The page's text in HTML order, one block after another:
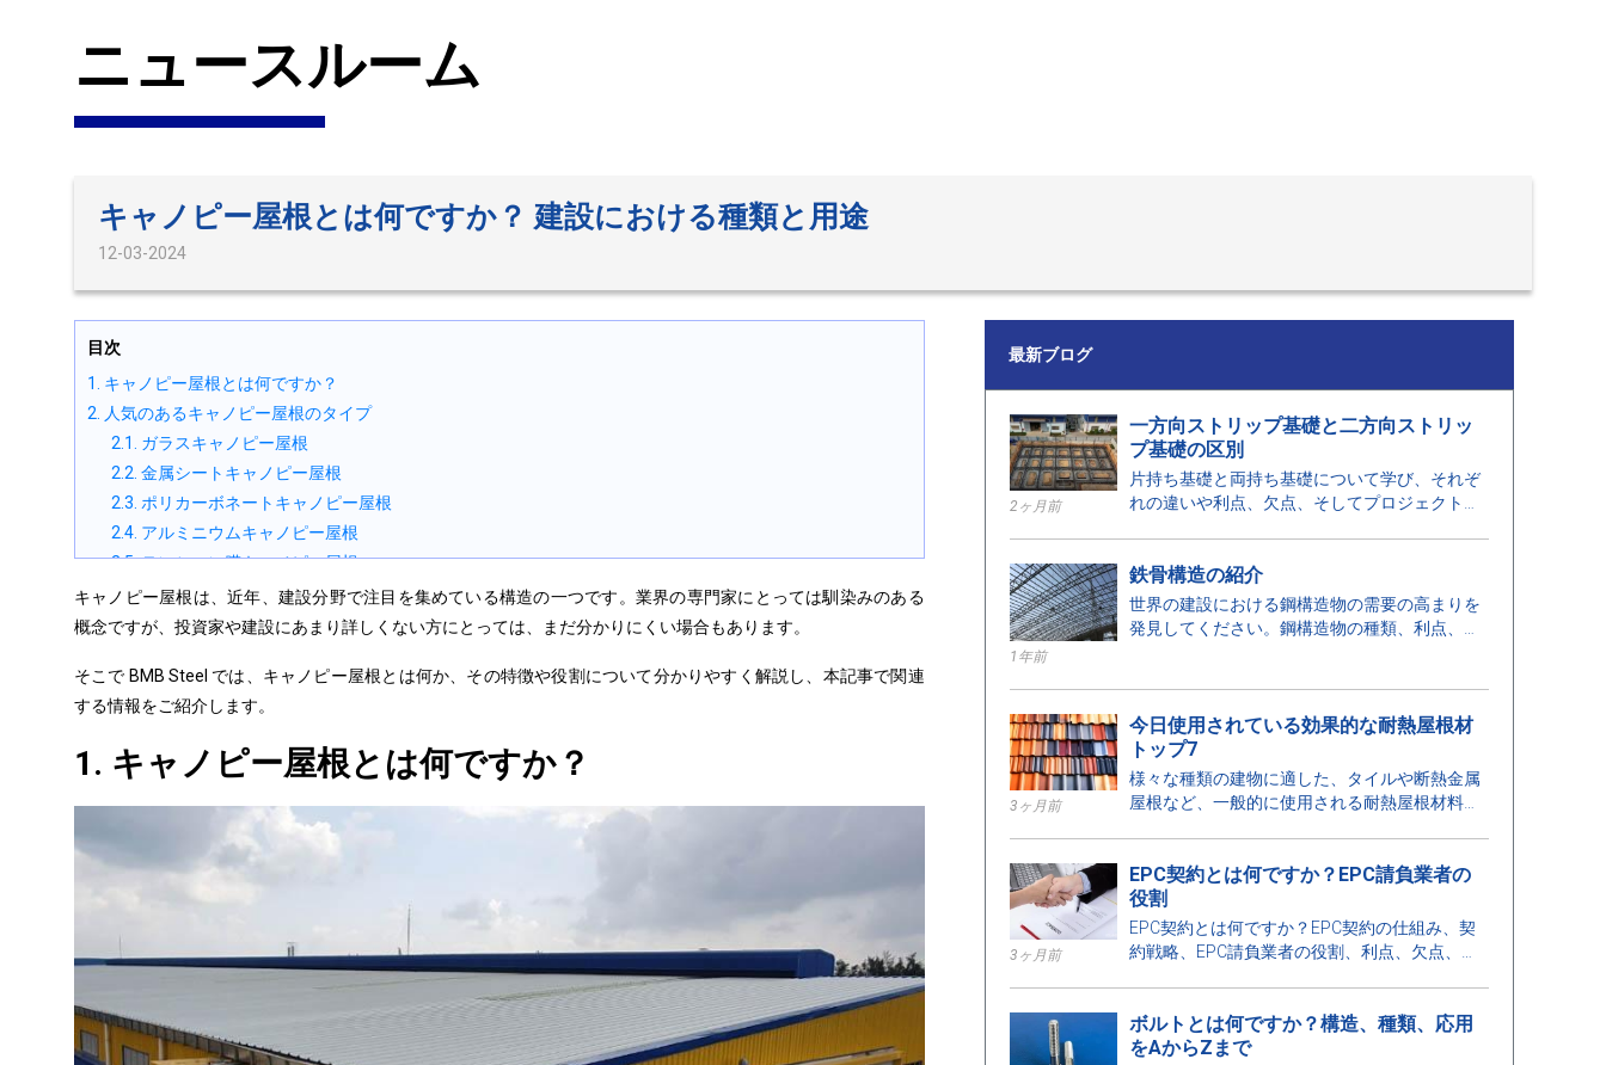
ニュースルーム
キャノピー屋根とは何ですか？ 建設における種類と用途
12-03-2024
目次
1. キャノピー屋根とは何ですか？
2. 人気のあるキャノピー屋根のタイプ
2.1. ガラスキャノピー屋根
2.2. 金属シートキャノピー屋根
2.3. ポリカーボネートキャノピー屋根
2.4. アルミニウムキャノピー屋根
2.5. テンション膜キャノピー屋根
3. キャノピー屋根の利点と欠点
3.1. キャノピー屋根の利点
4. プレエンジニアード鋼ビルにおけるキャノピー屋根の用途
5. キャノピー屋根のメンテナンス方法は？
キャノピー屋根は、近年、 建設分野で注目を集めている構造の一つです。業界の専門家にとっては馴染みのある
概念ですが、投資家や建設にあまり詳しくない方にとっては、まだ分かりにくい場合もあります。
そこで BMB Steel では、 キャノピー屋根とは何か、 その特徴や役割 について分かりやすく解説し、本記事で関連
する情報をご紹介します。
1. キャノピー屋根とは何ですか？
最新ブログ
2ヶ月前
一方向ストリップ基礎と二方向ストリッ
プ基礎の区別
片持ち基礎と両持ち基礎について学び、それぞ
れの違いや利点、欠点、そしてプロジェクトに
1年前
鉄骨構造の紹介
世界の建設における鋼構造物の需要の高まりを
発見してください。鋼構造物の種類、利点、主
3ヶ月前
今日使用されている効果的な耐熱屋根材
トップ7
様々な種類の建物に適した、タイルや断熱金属
屋根など、一般的に使用される耐熱屋根材料の
3ヶ月前
EPC契約とは何ですか？EPC請負業者の
役割
EPC契約とは何ですか？EPC契約の仕組み、契
約戦略、EPC請負業者の役割、利点、欠点、
ボルトとは何ですか？構造、種類、応用
をAからZまで